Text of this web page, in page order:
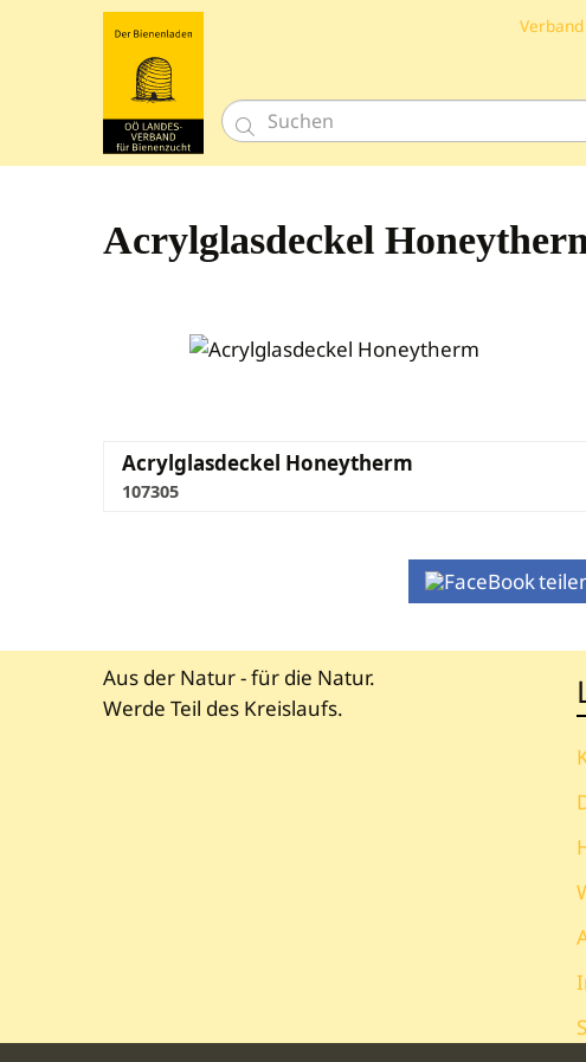
Verband

Acrylglasdeckel
Acrylglasdeckel Honeytherm
107305
Aus der Natur - für die Natur.
Werde Teil des Kreislaufs.